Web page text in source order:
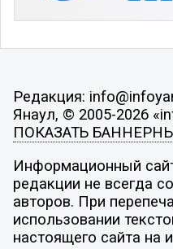
Редакция:
Янаул, © 2005-2026
ПОКАЗАТЬ
Информационный
редакции не всегда
авторов. При
использовании
настоящего сайта на